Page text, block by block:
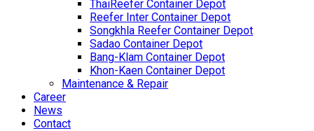
ThaiReefer Container Depot
Reefer Inter Container Depot
Songkhla Reefer Container Depot
Sadao Container Depot
Bang-Klam Container Depot
Khon-Kaen Container Depot
Maintenance & Repair
Career
News
Contact